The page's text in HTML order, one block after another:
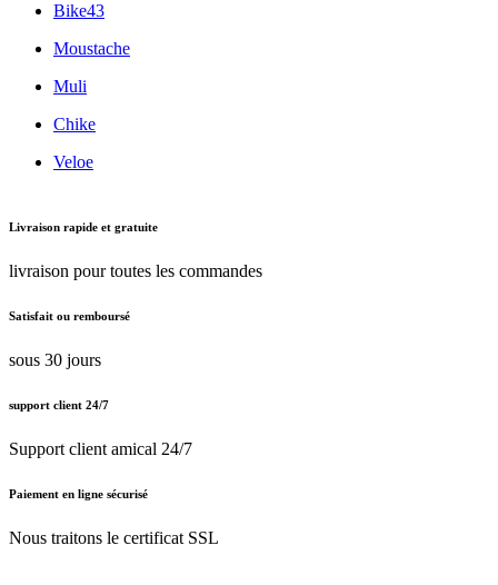
Bike43
Moustache
Muli
Chike
Veloe
Livraison rapide et gratuite
livraison pour toutes les commandes
Satisfait ou remboursé
sous 30 jours
support client 24/7
Support client amical 24/7
Paiement en ligne sécurisé
Nous traitons le certificat SSL